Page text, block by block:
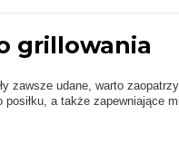
grillowania
zawsze udane, warto
a także zapewniające